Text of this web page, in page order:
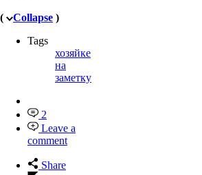
( Collapse )
Tags
хозяйке
на
заметку
2
Leave a
comment
Share